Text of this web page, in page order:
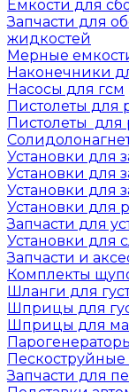
Емкости для
Запчасти для
жидкостей
Мерные
Наконечники
Насосы для гсм
Пистолеты для
Пистолеты для
Установки для
Установки для
Установки для
Установки для
Запчасти для
Установки для
Запчасти и
Комплекты
Шланги для
Шприцы для
Шприцы для
Запчасти для